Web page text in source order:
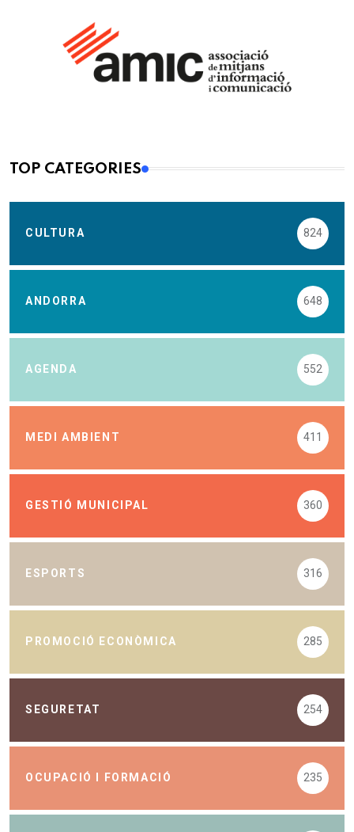
TOP CATEGORIES
CULTURA 824
ANDORRA 648
AGENDA 552
MEDI AMBIENT 411
GESTIÓ MUNICIPAL 360
ESPORTS 316
PROMOCIÓ ECONÒMICA 285
SEGURETAT 254
OCUPACIÓ I FORMACIÓ 235